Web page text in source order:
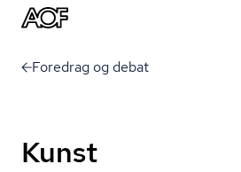
Foredrag og debat
Kunst